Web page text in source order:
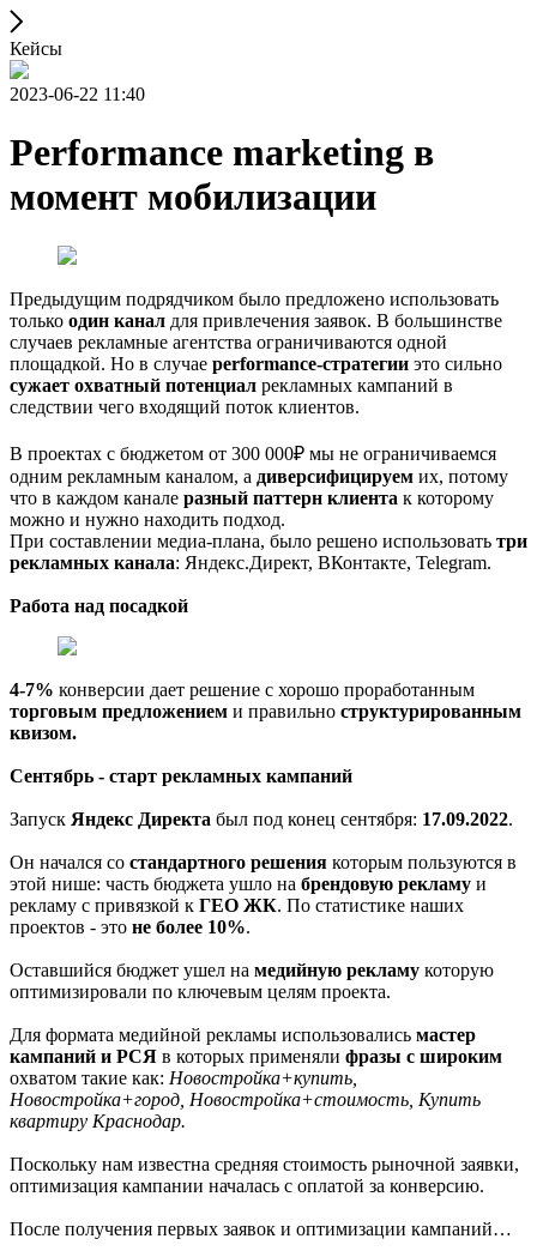
Кейсы
2023-06-22 11:40
Performance marketing в
момент мобилизации
Предыдущим подрядчиком было предложено использовать
только один канал для привлечения заявок. В большинстве
случаев рекламные агентства ограничиваются одной
площадкой. Но в случае performance-стратегии это сильно
сужает охватный потенциал рекламных кампаний в
следствии чего входящий поток клиентов.
В проектах c бюджетом от 300 000₽ мы не ограничиваемся
одним рекламным каналом, а диверсифицируем их, потому
что в каждом канале разный паттерн клиента к которому
можно и нужно находить подход.
При составлении медиа-плана, было решено использовать три
рекламных канала: Яндекс.Директ, ВКонтакте, Telegram.
Работа над посадкой
4-7% конверсии дает решение с хорошо проработанным
торговым предложением и правильно структурированным
квизом.
Сентябрь - старт рекламных кампаний
Запуск Яндекс Директа был под конец сентября: 17.09.2022.
Он начался со стандартного решения которым пользуются в
этой нише: часть бюджета ушло на брендовую рекламу и
рекламу с привязкой к ГЕО ЖК. По статистике наших
проектов - это не более 10%.
Оставшийся бюджет ушел на медийную рекламу которую
оптимизировали по ключевым целям проекта.
Для формата медийной рекламы использовались мастер
кампаний и РСЯ в которых применяли фразы с широким
охватом такие как: Новостройка+купить,
Новостройка+город, Новостройка+стоимость, Купить
квартиру Краснодар.
Поскольку нам известна средняя стоимость рыночной заявки,
оптимизация кампании началась с оплатой за конверсию.
После получения первых заявок и оптимизации кампаний…